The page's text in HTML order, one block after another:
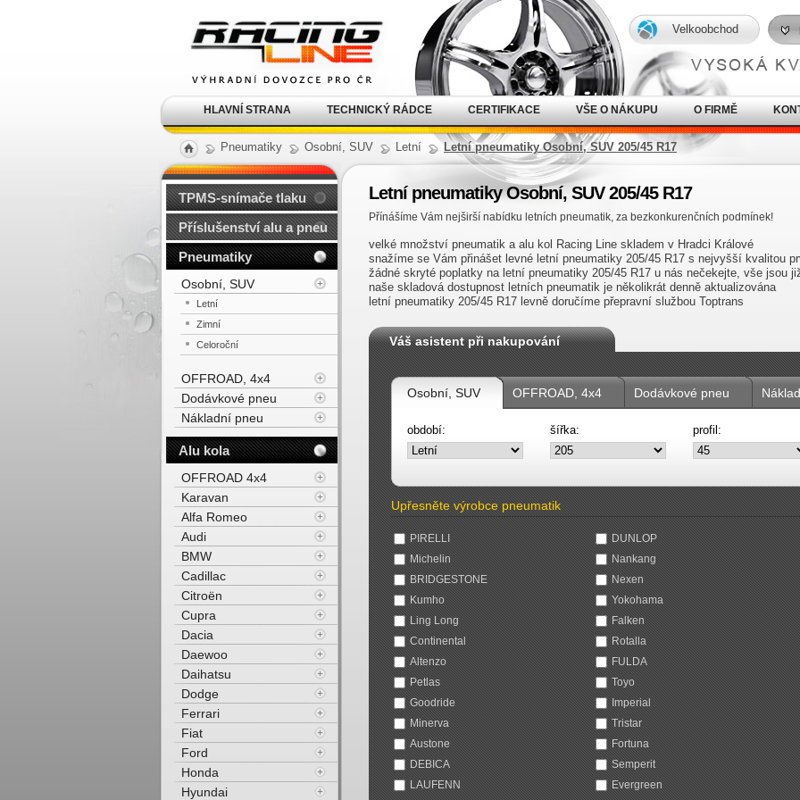
Pneumatiky Osobní, SUV Letní Letní pneumatiky Osobní, SUV 205/45 R17
Letní pneumatiky Osobní, SUV 205/45 R17
Přínášíme Vám nejširší nabídku letních pneumatik, za bezkonkurenčních podmínek!
velké množství pneumatik a alu kol Racing Line skladem v Hradci Králové
snažíme se Vám přinášet levné letní pneumatiky 205/45 R17 s nejvyšší kvalitou
žádné skryté poplatky na letní pneumatiky 205/45 R17 u nás nečekejte, vše jsou
naše skladová dostupnost letních pneumatik je několikrát denně aktualizována
letní pneumatiky 205/45 R17 levně doručíme přepravní službou Toptrans
Váš asistent při nakupování
Osobní, SUV OFFROAD, 4x4 Dodávkové pneu
období: šířka: profil:
Upřesněte výrobce pneumatik
PIRELLI
DUNLOP
Michelin
Nankang
BRIDGESTONE
Nexen
Kumho
Yokohama
Ling Long
Falken
Continental
Rotalla
Altenzo
FULDA
Petlas
Toyo
Goodride
Imperial
Minerva
Tristar
Austone
Fortuna
DEBICA
Semperit
LAUFENN
Evergreen
TPMS-snímače tlaku
Příslušenství alu a pneu
Pneumatiky
Osobní, SUV
Letní
Zimní
Celoroční
OFFROAD, 4x4
Dodávkové pneu
Nákladní pneu
Alu kola
OFFROAD 4x4
Karavan
Alfa Romeo
Audi
BMW
Cadillac
Citroën
Cupra
Dacia
Daewoo
Daihatsu
Dodge
Ferrari
Fiat
Ford
Honda
Hyundai
kola Racing Line
HLAVNÍ STRANA TECHNICKÝ RÁDCE CERTIFIKACE VŠE O NÁKUPU O FIRMĚ
Velkoobchod